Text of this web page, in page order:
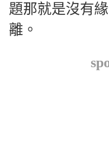
題那就是沒有
離。